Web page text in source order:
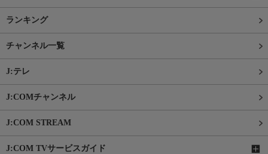
ランキング
チャンネル一覧
J:テレ
J:COMチャンネル
J:COM STREAM
J:COM TVサービスガイド